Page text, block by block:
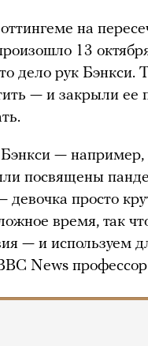
на
13
дело рук Бэнкси.
— и закрыли ее
— например,
посвящены
девочка просто
время, так
— и используем
News